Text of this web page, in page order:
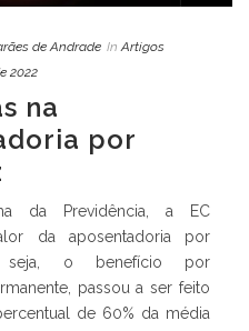
de Andrade In Artigos
2022
na
por
da Previdência, a EC
da aposentadoria por
seja, o benefício por
passou a ser feito
de 60% da média